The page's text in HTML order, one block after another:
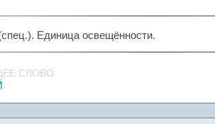
Единица освещённости.
СЛОВО